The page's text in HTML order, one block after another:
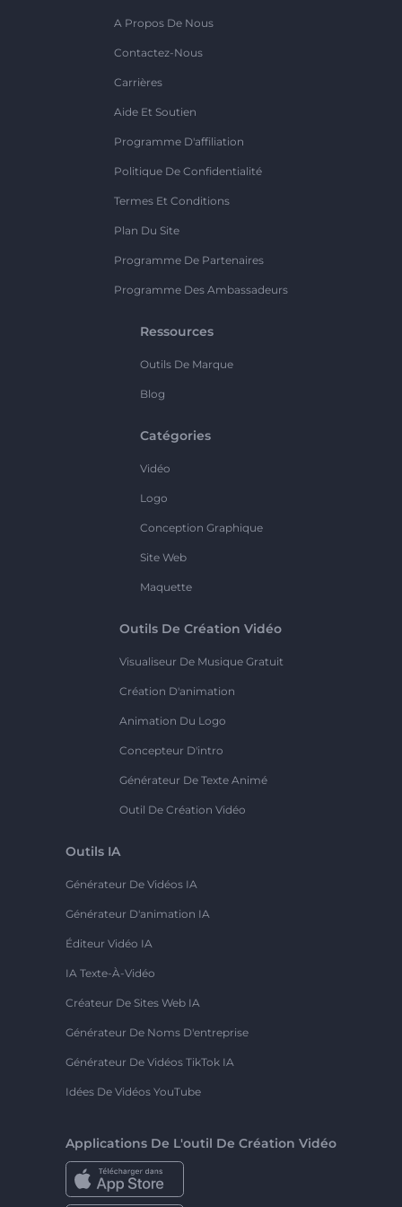
A Propos De Nous
Contactez-Nous
Carrières
Aide Et Soutien
Programme D'affiliation
Politique De Confidentialité
Termes Et Conditions
Plan Du Site
Programme De Partenaires
Programme Des Ambassadeurs
Ressources
Outils De Marque
Blog
Catégories
Vidéo
Logo
Conception Graphique
Site Web
Maquette
Outils De Création Vidéo
Visualiseur De Musique Gratuit
Création D'animation
Animation Du Logo
Concepteur D'intro
Générateur De Texte Animé
Outil De Création Vidéo
Outils IA
Générateur De Vidéos IA
Générateur D'animation IA
Éditeur Vidéo IA
IA Texte-À-Vidéo
Créateur De Sites Web IA
Générateur De Noms D'entreprise
Générateur De Vidéos TikTok IA
Idées De Vidéos YouTube
Applications De L'outil De Création Vidéo